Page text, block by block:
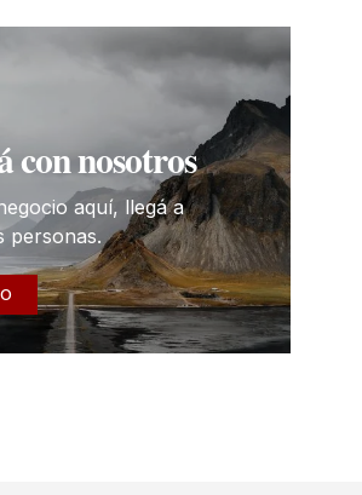
con nosotros
aquí, llegá a
personas.